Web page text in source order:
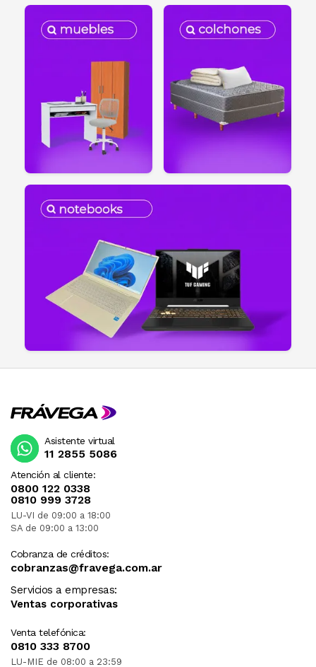
Atención al cliente:
0800 122 0338
0810 999 3728
LU-VI de 09:00 a 18:00
SA de 09:00 a 13:00
Cobranza de créditos:
cobranzas@fravega.com.ar
Servicios a empresas:
Ventas corporativas
Venta telefónica:
0810 333 8700
LU-MIE de 08:00 a 23:59
Asistente virtual
11 2855 5086